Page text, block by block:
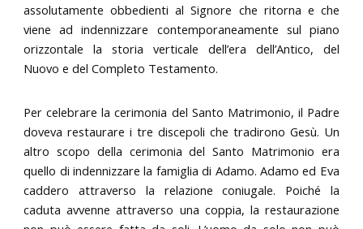
assolutamente obbedienti al Signore che ritorna e che
viene ad indennizzare contemporaneamente sul piano
orizzontale la storia verticale dell’era dell’Antico, del
Nuovo e del Completo Testamento.
Per celebrare la cerimonia del Santo Matrimonio, il Padre
doveva restaurare i tre discepoli che tradirono Gesù. Un
altro scopo della cerimonia del Santo Matrimonio era
quello di indennizzare la famiglia di Adamo. Adamo ed Eva
caddero attraverso la relazione coniugale. Poiché la
caduta avvenne attraverso una coppia, la restaurazione